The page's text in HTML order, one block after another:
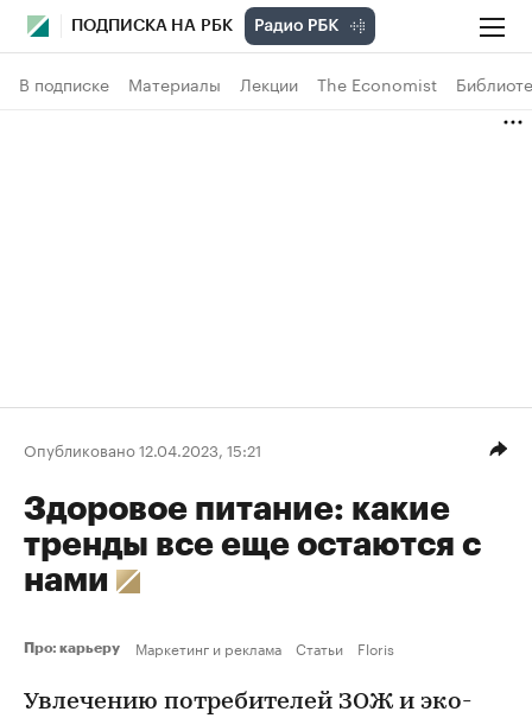
ПОДПИСКА НА РБК
В подписке Материалы Лекции The Economist
Опубликовано 12.04.2023, 15:21
Здоровое питание: какие
тренды все еще остаются с
нами
Про: карьеру Маркетинг и реклама Статьи Floris
Увлечению потребителей ЗОЖ и эко-